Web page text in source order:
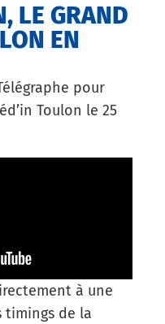
LE GRAND
EN
pour
Toulon le 25
à une
de la